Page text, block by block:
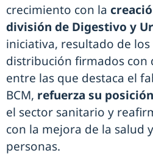
crecimiento con la
división de Digestivo y
iniciativa, resultado de
distribución firmados con
entre las que destaca el
BCM, refuerza su posición
el sector sanitario y
con la mejora de la salud
personas.